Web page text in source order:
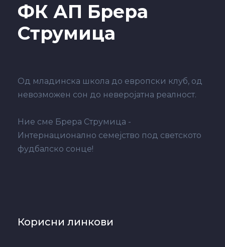
ФК АП Брера
Струмица
Од младинска школа до европски клуб, од
невозможен сон до неверојатна реалност.
Ние сме Брера Струмица -
Интернационално семејство под светското
фудбалско сонце!
Корисни линкови